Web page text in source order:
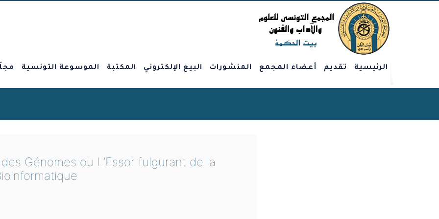
الرئيسية تقديم أعضاء المجمع المنشورات البيع الإلكتروني المكتبة الموسوعة التونسية
Génomes ou L’Essor fulgurant de la